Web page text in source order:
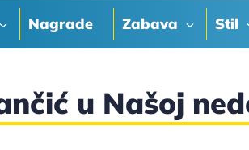
Nagrade Zabava Stil
u Našoj